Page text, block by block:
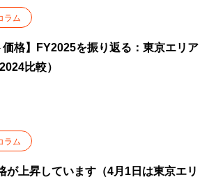
ラム
価格】FY2025を振り返る：東京エリア
比較）
ラム
が上昇しています（4月1日は東京エリ